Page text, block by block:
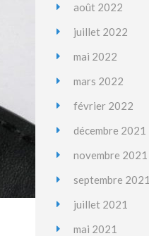
août 2022
juillet 2022
mai 2022
mars 2022
février 2022
décembre 2021
novembre 2021
septembre 2021
juillet 2021
mai 2021